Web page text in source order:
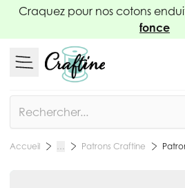
Allez au contenu
Craquez pour nos cotons
fonce
Accueil … Patrons Craftine